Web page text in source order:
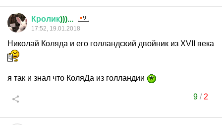
Кролик)))...
17:52, 19.01.2018
Николай Коляда и его голландский двойник из XVII века
я так и знал что КоляДа из голландии
9/ 2